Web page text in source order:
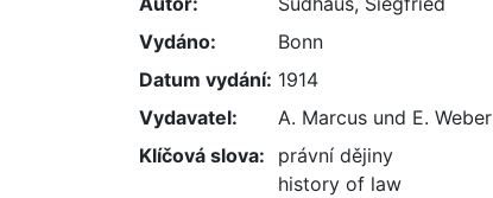
Vydáno:
Bonn
Datum vydání: 1914
Vydavatel:
A. Marcus und E. Weber
Klíčová slova:
právní dějiny
history of law